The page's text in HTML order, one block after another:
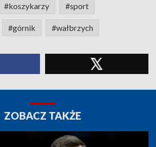
#koszykarzy #sport
#górnik #wałbrzych
ZOBACZ TAKŻE